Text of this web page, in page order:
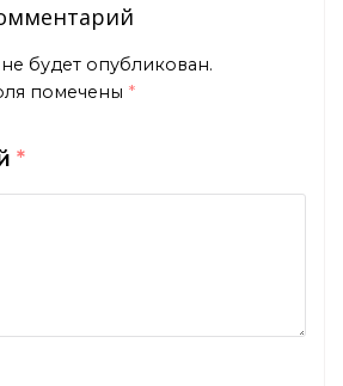
будет опубликован.
помечены *
*